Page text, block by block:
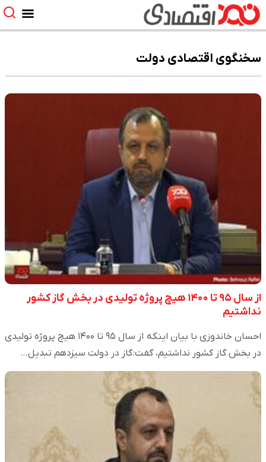
سخنگوی اقتصادی دولت
از سال ۹۵ تا ۱۴۰۰ هیچ پروژه تولیدی در بخش گاز کشور
نداشتیم
احسان خاندوزی با بیان اینکه از سال ۹۵ تا ۱۴۰۰ هیچ پروژه تولیدی
در بخش گاز کشور نداشتیم، گفت: گاز در دولت سیزدهم تبدیل…